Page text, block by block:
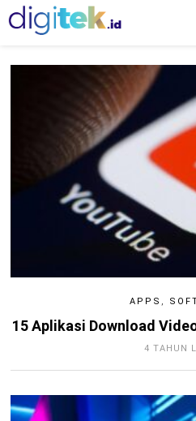
APPS ,
15 Aplikasi Download
4 TAHUN